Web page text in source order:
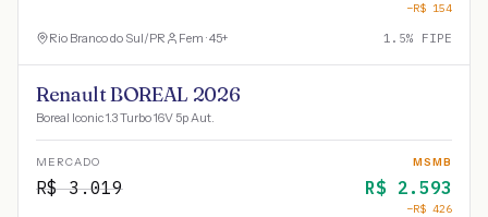
−R$ 154
Rio Branco do Sul/PR Fem · 45+ 1.5% FIPE
Renault BOREAL 2026
Boreal Iconic 1.3 Turbo 16V 5p Aut.
MERCADO
R$3.019
MSMB
R$ 2.593
−R$ 426